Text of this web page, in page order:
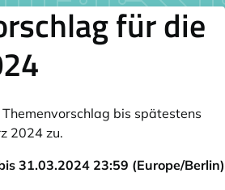
für die
bis spätestens
2024 zu.
31.03.2024 23:59 (Europe/Berlin)